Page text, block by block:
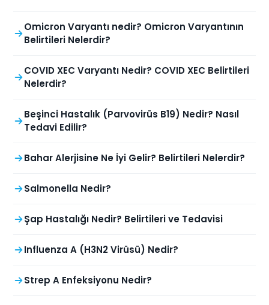
Omicron Varyantı nedir? Omicron Varyantının
Belirtileri Nelerdir?
COVID XEC Varyantı Nedir? COVID XEC Belirtileri
Nelerdir?
Beşinci Hastalık (Parvovirüs B19) Nedir? Nasıl
Tedavi Edilir?
Bahar Alerjisine Ne İyi Gelir? Belirtileri Nelerdir?
Salmonella Nedir?
Şap Hastalığı Nedir? Belirtileri ve Tedavisi
Influenza A (H3N2 Virüsü) Nedir?
Strep A Enfeksiyonu Nedir?